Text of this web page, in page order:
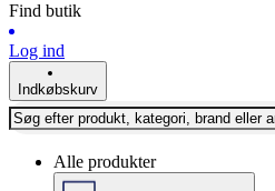
Find butik
Log ind
Indkøbskurv
Alle produkter